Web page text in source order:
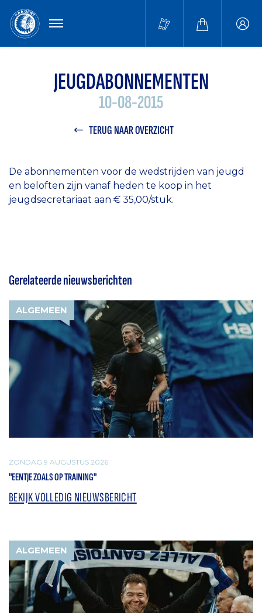
MENU
JEUGDABONNEMENTEN
10-08-2015
TERUG NAAR OVERZICHT
De abonnementen voor de wedstrijden van jeugd
en beloften zijn vanaf heden te koop in het
jeugdsecretariaat aan € 35,00/stuk.
Gerelateerde nieuwsberichten
ALGEMEEN
ZONDAG 9 AUGUSTUS 2026
"EENTJE ZOALS OP TRAINING"
BEKIJK VOLLEDIG NIEUWSBERICHT
ALGEMEEN